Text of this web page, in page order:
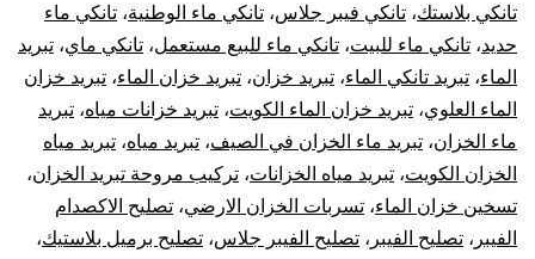
تانكي بلاستك، تانكي فيبر جلاس، تانكي ماء الوطنية، تانكي ماء
حديد، تانكي ماء للبيت، تانكي ماء للبيع مستعمل، تانكي ماي، تبريد
الماء، تبريد تانكي الماء، تبريد خزان، تبريد خزان الماء، تبريد خزان
الماء العلوي، تبريد خزان الماء الكويت، تبريد خزانات مياه، تبريد
ماء الخزان، تبريد ماء الخزان في الصيف، تبريد مياه، تبريد مياه
الخزان الكويت، تبريد مياه الخزانات، تركيب مروحة تبريد الخزان،
تسخين خزان الماء، تسربات الخزان الارضي، تصليح الاكصدام
الفيبر ، تصليح الفيبر ، تصليح الفيبر جلاس، تصليح برميل بلاستيك،